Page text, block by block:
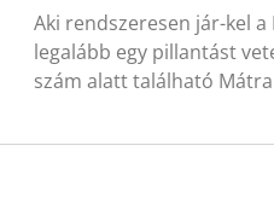
Aki rendszeresen jár-kel
legalább egy pillantást
szám alatt található